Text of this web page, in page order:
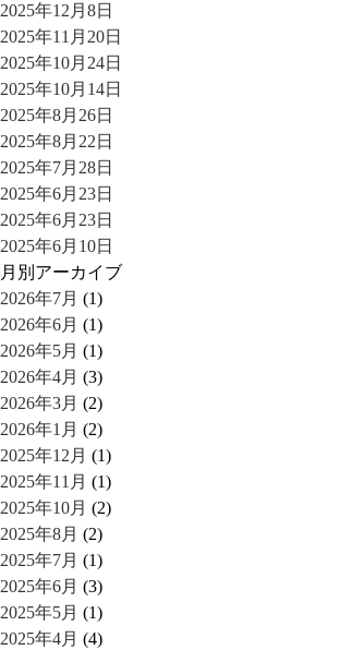
2025年12月8日
2025年11月20日
2025年10月24日
2025年10月14日
2025年8月26日
2025年8月22日
2025年7月28日
2025年6月23日
2025年6月23日
2025年6月10日
月別アーカイブ
2026年7月 (1)
2026年6月 (1)
2026年5月 (1)
2026年4月 (3)
2026年3月 (2)
2026年1月 (2)
2025年12月 (1)
2025年11月 (1)
2025年10月 (2)
2025年8月 (2)
2025年7月 (1)
2025年6月 (3)
2025年5月 (1)
2025年4月 (4)